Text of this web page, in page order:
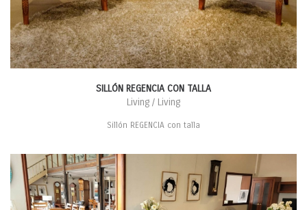
SILLÓN REGENCIA CON TALLA
Living / Living
Sillón REGENCIA con talla